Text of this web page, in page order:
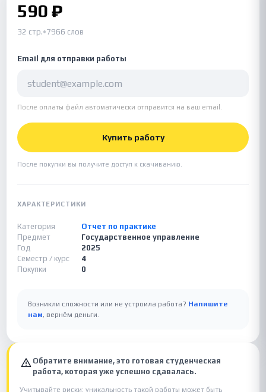
590 ₽
32 стр.•7966 слов
Email для отправки работы
После оплаты файл автоматически отправится на ваш email.
Купить работу
После покупки вы получите доступ к скачиванию.
ХАРАКТЕРИСТИКИ
Категория
Отчет по практике
Предмет
Государственное управление
Год
2025
Семестр / курс
4
Покупки
0
Возникли сложности или не устроила работа? Напишите
нам, вернём деньги.
Обратите внимание, это готовая студенческая
работа, которая уже успешно сдавалась.
Учитывайте риски: уникальность такой работы может быть